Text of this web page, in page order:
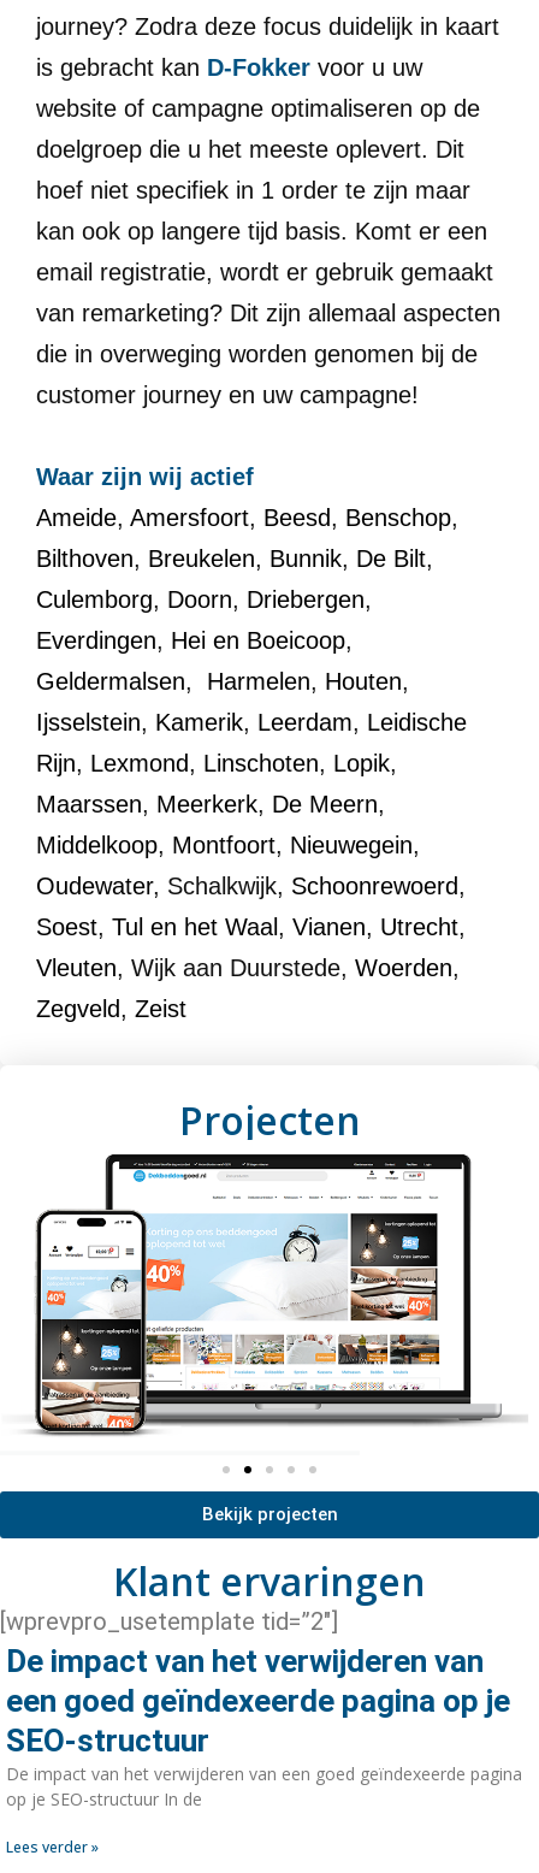
journey? Zodra deze focus duidelijk in kaart
is gebracht kan D-Fokker voor u uw
website of campagne optimaliseren op de
doelgroep die u het meeste oplevert. Dit
hoef niet specifiek in 1 order te zijn maar
kan ook op langere tijd basis. Komt er een
email registratie, wordt er gebruik gemaakt
van remarketing? Dit zijn allemaal aspecten
die in overweging worden genomen bij de
customer journey en uw campagne!
Waar zijn wij actief
Ameide, Amersfoort, Beesd, Benschop,
Bilthoven, Breukelen, Bunnik, De Bilt,
Culemborg, Doorn, Driebergen,
Everdingen, Hei en Boeicoop,
Geldermalsen, Harmelen, Houten,
Ijsselstein, Kamerik, Leerdam, Leidische
Rijn, Lexmond, Linschoten, Lopik,
Maarssen, Meerkerk, De Meern,
Middelkoop, Montfoort, Nieuwegein,
Oudewater, Schalkwijk, Schoonrewoerd,
Soest, Tul en het Waal , Vianen, Utrecht,
Vleuten, Wijk aan Duurstede, Woerden,
Zegveld, Zeist
Projecten
Bekijk projecten
Klant ervaringen
[wprevpro_usetemplate tid=”2″]
De impact van het verwijderen van
een goed geïndexeerde pagina op je
SEO-structuur
De impact van het verwijderen van een goed geïndexeerde pagina
op je SEO-structuur In de
Lees verder »